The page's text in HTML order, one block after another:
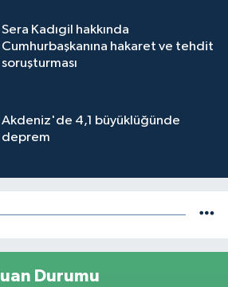
Sera Kadıgil hakkında
Cumhurbaşkanına hakaret ve tehdit
soruşturması
Akdeniz'de 4,1 büyüklüğünde
deprem
Durumu